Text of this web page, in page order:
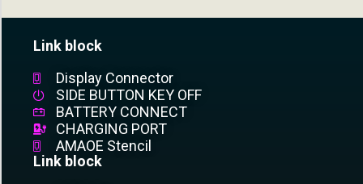
Link block
Display Connector
SIDE BUTTON KEY OFF
BATTERY CONNECT
CHARGING PORT
AMAOE Stencil
Link block